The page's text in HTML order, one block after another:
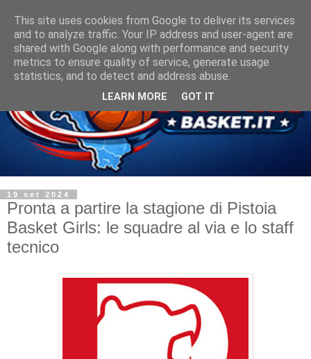
19 set 2024
Pronta a partire la stagione di Pistoia
Basket Girls: le squadre al via e lo staff
tecnico
This site uses cookies from Google to deliver its services
and to analyze traffic. Your IP address and user-agent are
shared with Google along with performance and security
metrics to ensure quality of service, generate usage
statistics, and to detect and address abuse.
LEARN MORE GOT IT